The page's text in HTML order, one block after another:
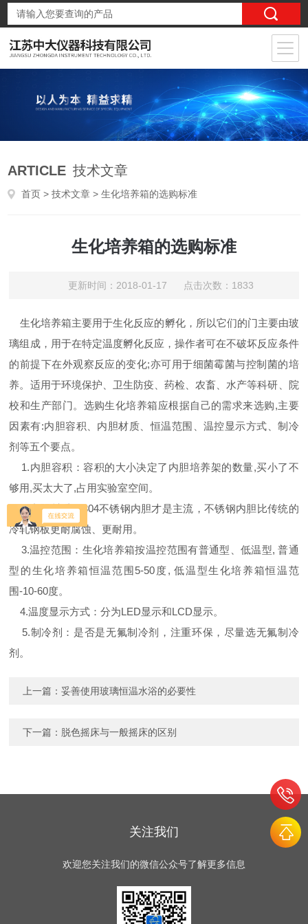
ARTICLE 技术文章
首页 >技术文章 > 生化培养箱的选购标准
生化培养箱的选购标准
更新时间：2018-01-17 点击次数：1833
生化培养箱主要用于生化反应的孵化，所以它们的门主要由玻
璃组成，用于在特定温度孵化反应，操作者可在不破坏反应条件
的前提下在外观察反应的变化;亦可用于细菌霉菌与控制菌的培
养。适用于环境保护、卫生防疫、药检、农畜、水产等科研、院
校和生产部门。选购生化培养箱应根据自己的需求来选购,主要
因素有:内胆容积、内胆材质、恒温范围、温控显示方式、制冷
剂等五个要点。
1.内胆容积：容积的大小决定了内胆培养架的数量,买小了不
够用,买太大了,占用实验室空间。
2.内胆材质：304不锈钢内胆才是主流，不锈钢内胆比传统的
冷轧钢板更耐腐蚀、更耐用。
3.温控范围：生化培养箱按温控范围有普通型、低温型, 普通
型的生化培养箱恒温范围5-50度, 低温型生化培养箱恒温范
围-10-60度。
4.温度显示方式：分为LED显示和LCD显示。
5.制冷剂：是否是无氟制冷剂，注重环保，尽量选无氟制冷
剂。
上一篇：妥善使用玻璃恒温水浴的必要性
下一篇： 脱色摇床与一般摇床的区别
关注我们
欢迎您关注我们的微信公众号了解更多信息